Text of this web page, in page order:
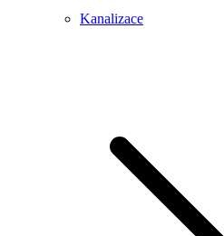
Kanalizace